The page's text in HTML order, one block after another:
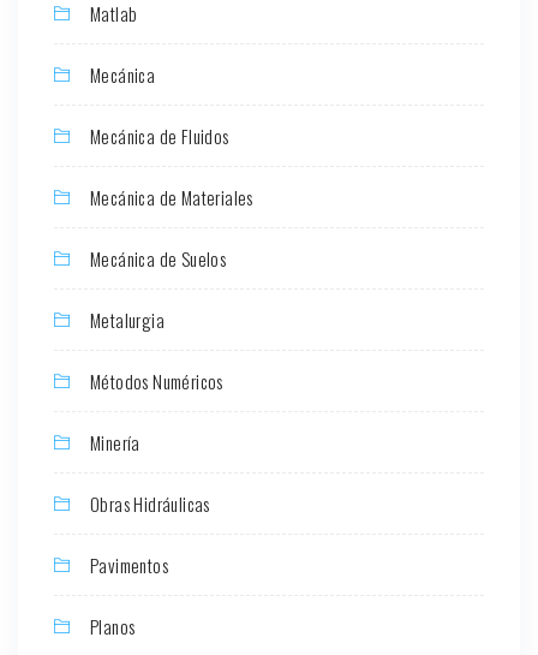
Matlab
Mecánica
Mecánica de Fluidos
Mecánica de Materiales
Mecánica de Suelos
Metalurgia
Métodos Numéricos
Minería
Obras Hidráulicas
Pavimentos
Planos